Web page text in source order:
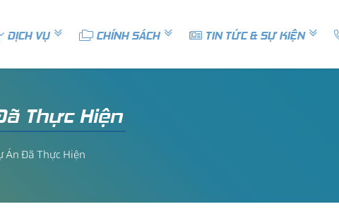
DỊCH VỤ CHÍNH SÁCH TIN TỨC & SỰ KIỆN
Thực Hiện
Án Đã Thực Hiện